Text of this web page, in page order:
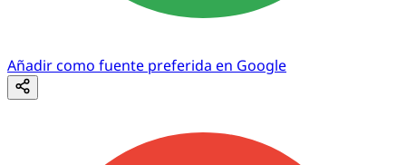
Añadir como fuente preferida en Google